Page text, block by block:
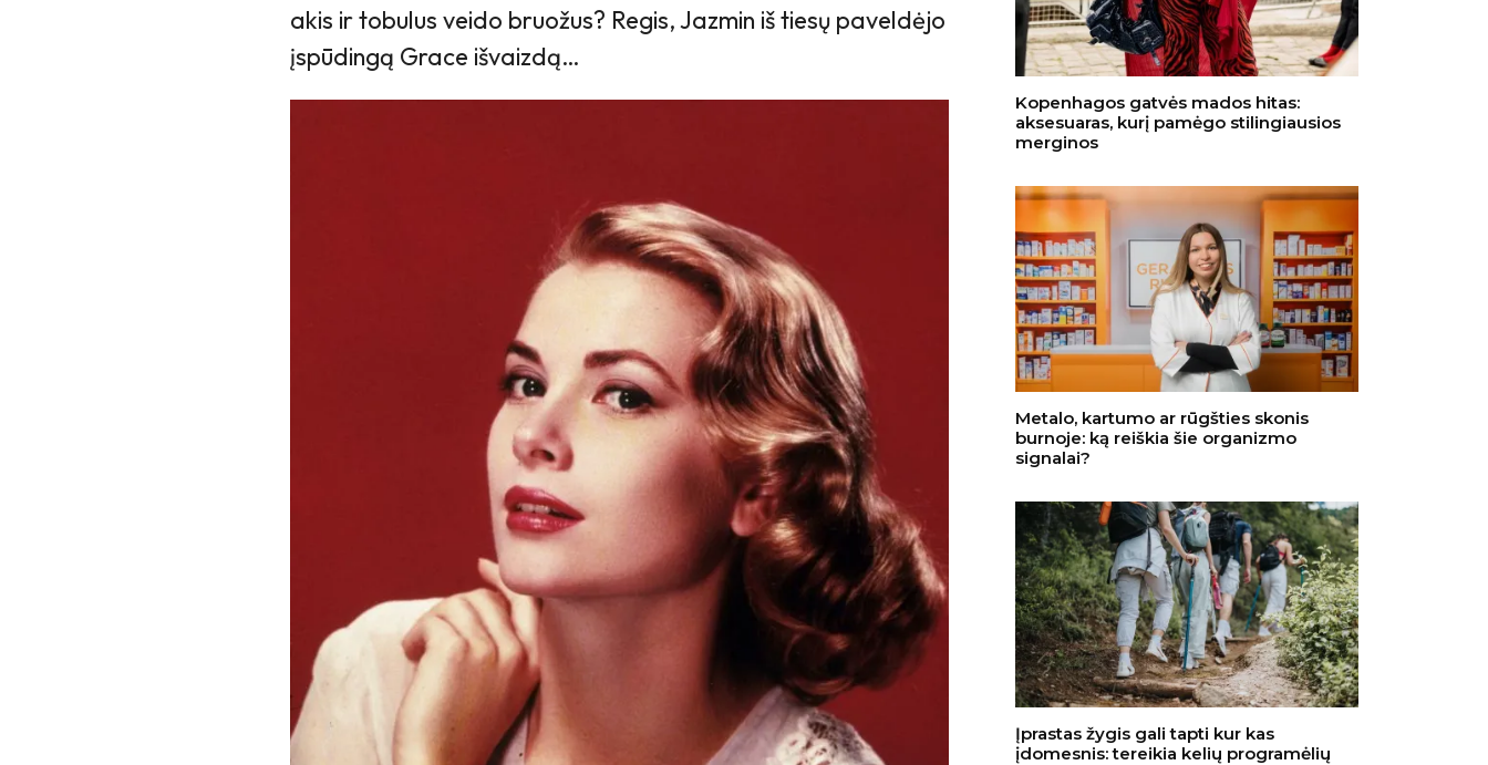
akis ir tobulus veido bruožus? Regis, Jazmin iš tiesų paveldėjo
įspūdingą Grace išvaizdą…
Kopenhagos gatvės mados hitas:
aksesuaras, kurį pamėgo stilingiausios
merginos
Metalo, kartumo ar rūgšties skonis
burnoje: ką reiškia šie organizmo
signalai?
Įprastas žygis gali tapti kur kas
įdomesnis: tereikia kelių programėlių